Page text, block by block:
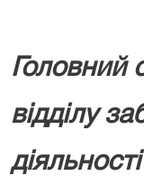
Головний
відділу